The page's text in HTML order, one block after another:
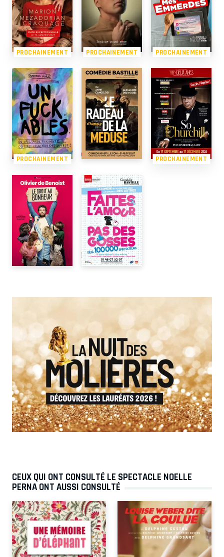
PROCHAINEMENT PROCHAINEMENT PROCHAINEMENT
PROCHAINEMENT PROCHAINEMENT
CEUX QUI ONT CONSULTÉ LE SPECTACLE NOELLE
PERNA ONT AUSSI CONSULTÉ